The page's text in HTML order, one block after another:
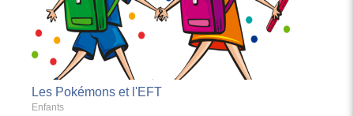
Les Pokémons et l'EFT
Enfants